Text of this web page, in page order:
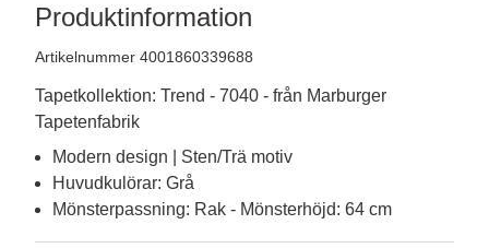
Produktinformation
Artikelnummer 4001860339688
Tapetkollektion: Trend - 7040 - från Marburger
Tapetenfabrik
Modern design | Sten/Trä motiv
Huvudkulörar: Grå
Mönsterpassning: Rak - Mönsterhöjd: 64 cm